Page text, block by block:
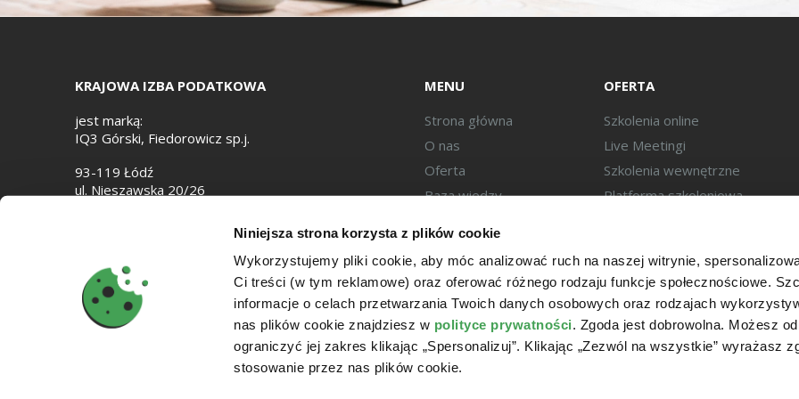
Niniejsza strona korzysta z plików cookie
Wykorzystujemy pliki cookie, aby móc analizować ruch na naszej witrynie,
Ci treści (w tym reklamowe) oraz oferować różnego rodzaju funkcje społecznościowe.
informacje o celach przetwarzania Twoich danych osobowych oraz rodzajach
nas plików cookie znajdziesz w polityce prywatności. Zgoda jest dobrowolna. Możesz
ograniczyć jej zakres klikając „Spersonalizuj”. Klikając „Zezwól na wszystkie” wyrażasz
stosowanie przez nas plików cookie.
KRAJOWA IZBA PODATKOWA
jest marką:
IQ3 Górski, Fiedorowicz sp.j.
93-119 Łódź
ul. Nieszawska 20/26
MENU
Strona główna
O nas
Oferta
Baza wiedzy
OFERTA
Szkolenia online
Live Meetingi
Szkolenia wewnętrzne
Platforma szkoleniowa